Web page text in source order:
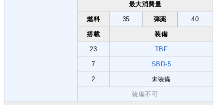
最大消費量
燃料 35 弾薬 40
搭載 装備
23 TBF
7 SBD-5
2 未装備
装備不可